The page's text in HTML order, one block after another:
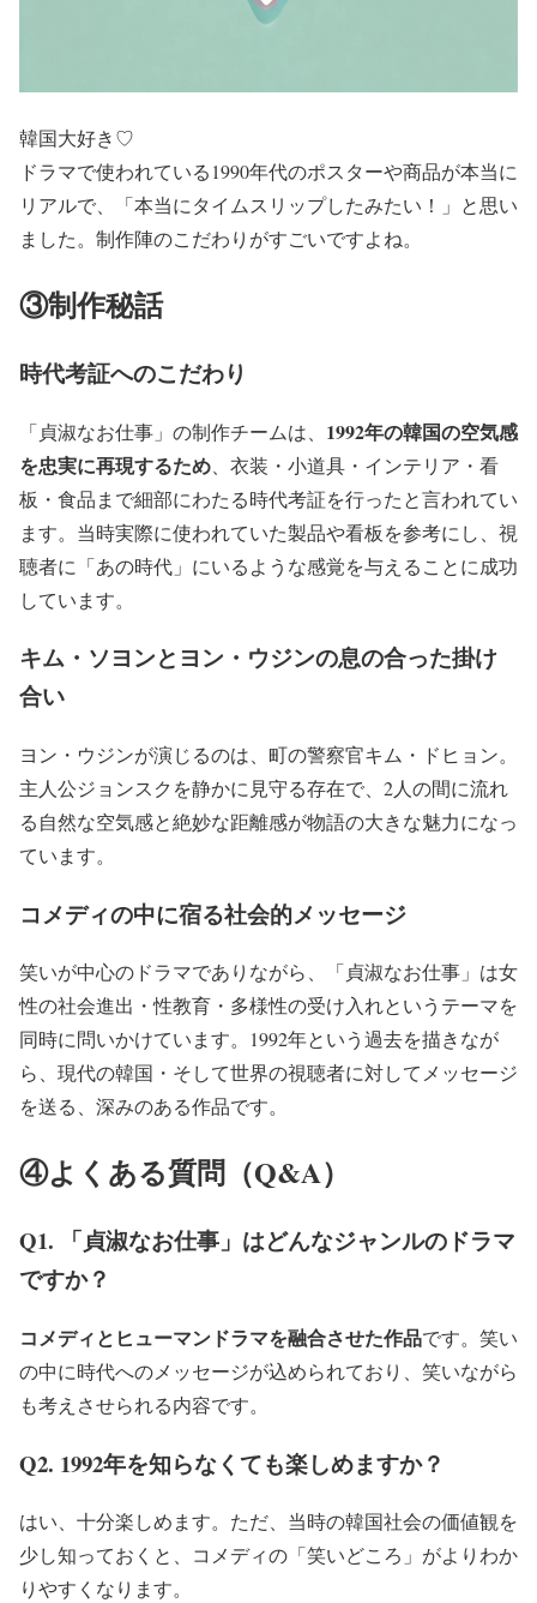
韓国大好き♡
ドラマで使われている1990年代のポスターや商品が本当に
リアルで、「本当にタイムスリップしたみたい！」と思い
ました。制作陣のこだわりがすごいですよね。
③制作秘話
時代考証へのこだわり
「貞淑なお仕事」の制作チームは、 1992年の韓国の空気感
を忠実に再現するため 、衣装・小道具・インテリア・看
板・食品まで細部にわたる時代考証を行ったと言われてい
ます。当時実際に使われていた製品や看板を参考にし、視
聴者に「あの時代」にいるような感覚を与えることに成功
しています。
キム・ソヨンとヨン・ウジンの息の合った掛け
合い
ヨン・ウジンが演じるのは、町の警察官キム・ドヒョン。
主人公ジョンスクを静かに見守る存在で、 2人の間に流れ
る自然な空気感と絶妙な距離感が物語の大きな魅力になっ
ています。
コメディの中に宿る社会的メッセージ
笑いが中心のドラマでありながら、「貞淑なお仕事」は女
性の社会進出・性教育・多様性の受け入れというテーマを
同時に問いかけています。1992年という過去を描きなが
ら、現代の韓国・そして世界の視聴者に対してメッセージ
を送る、深みのある作品です。
④よくある質問（Q&A）
Q1. 「貞淑なお仕事」はどんなジャンルのドラマ
ですか？
コメディとヒューマンドラマを融合させた作品です。笑い
の中に時代へのメッセージが込められており、笑いながら
も考えさせられる内容です。
Q2. 1992年を知らなくても楽しめますか？
はい、十分楽しめます。ただ、当時の韓国社会の価値観を
少し知っておくと、コメディの「笑いどころ」がよりわか
りやすくなります。